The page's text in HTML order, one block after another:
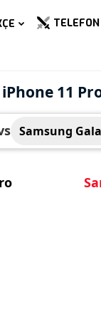
11
Samsung